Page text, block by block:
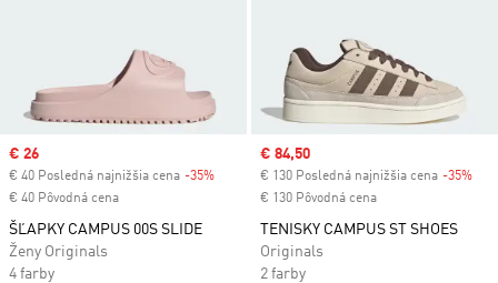
Sale price
€ 26
€ 40 Posledná najnižšia cena -35% Discount
€ 40 Pôvodná cena
ŠĽAPKY CAMPUS 00S SLIDE
Ženy Originals
4 farby
Sale price
€ 84,50
€ 130 Posledná najnižšia cena -35%
€ 130 Pôvodná cena
TENISKY CAMPUS ST SHOES
Originals
2 farby